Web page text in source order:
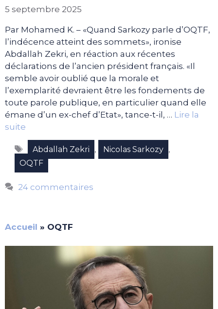
5 septembre 2025
Par Mohamed K. – «Quand Sarkozy parle d’OQTF,
l’indécence atteint des sommets», ironise
Abdallah Zekri, en réaction aux récentes
déclarations de l’ancien président français. «Il
semble avoir oublié que la morale et
l’exemplarité devraient être les fondements de
toute parole publique, en particulier quand elle
émane d’un ex-chef d’Etat», tance-t-il, … Lire la
suite
Étiquettes
Abdallah Zekri , Nicolas Sarkozy ,
OQTF
24 commentaires
Accueil » OQTF